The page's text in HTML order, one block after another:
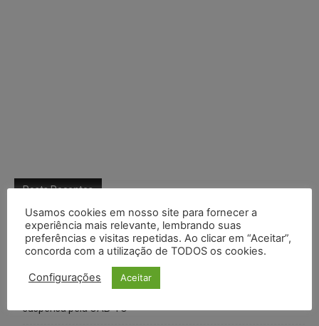
Posts Recentes
Composição da taxa de juros
Meta é alvo de denúncia após anúncios com conteúdo sexual
Advogado preso por suspeita de matar o filho tem inscrição
suspensa pela OAB-TO
Usamos cookies em nosso site para fornecer a
experiência mais relevante, lembrando suas
preferências e visitas repetidas. Ao clicar em “Aceitar”,
concorda com a utilização de TODOS os cookies.
Configurações Aceitar